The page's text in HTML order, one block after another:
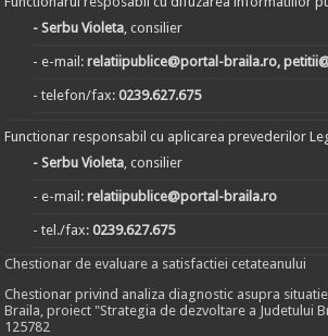
- Serbu Violeta, consilier
- e-mail:relatiipublice@portal-braila.ro,
- telefon/fax:0239.627.675
Functionar responsabil cu aplicarea prevederilor
- Serbu Violeta, consilier
- e-mail:relatiipublice@portal-braila.ro
- tel./fax:0239.627.675
Chestionar de evaluare a satisfactiei cetateanului
Chestionar privind analiza diagnostic asupra
Braila, proiect "Strategia de dezvoltare a Judetului
125782